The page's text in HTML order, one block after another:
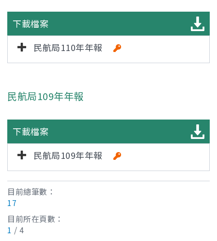
下載檔案
民航局110年年報
民航局109年年報
下載檔案
民航局109年年報
目前總筆數：
17
目前所在頁數：
1 / 4